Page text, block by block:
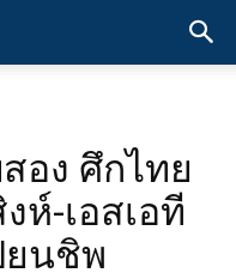
สอง ศึกไทย
ห์-เอสเอที
ยนชิพ